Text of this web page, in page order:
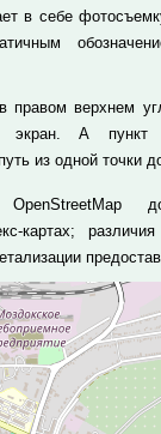
в себе
правом верхнем
экран. А пункт
из одной точки
картах;